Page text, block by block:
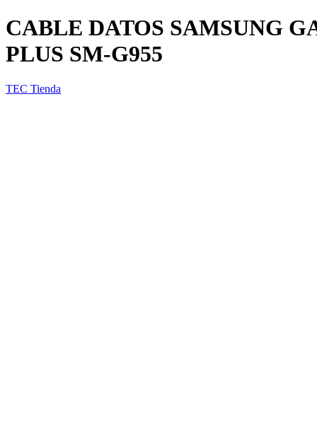
CABLE DATOS SAMSUNG
PLUS SM-G955
TEC Tienda